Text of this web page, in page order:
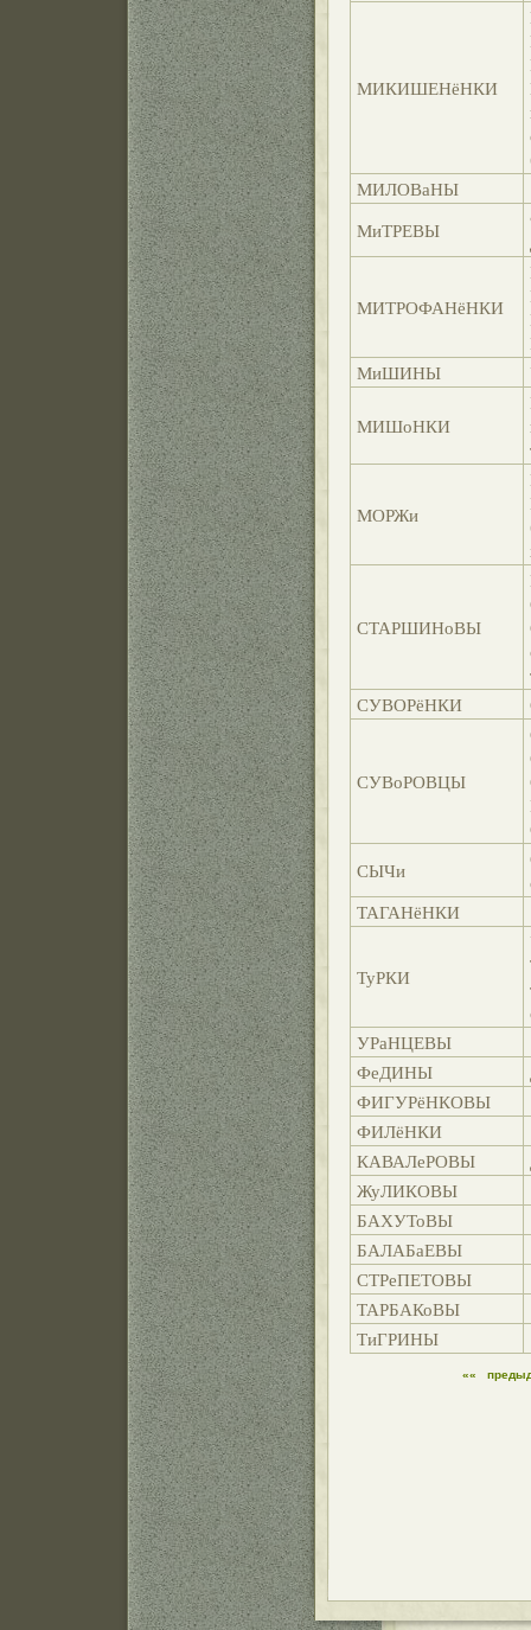
МИКИШЕНёНКИ
МИЛОВаНЫ
МиТРЕВЫ
МИТРОФАНёНКИ
МиШИНЫ
МИШоНКИ
МОРЖи
СТАРШИНоВЫ
СУВОРёНКИ
СУВоРОВЦЫ
СЫЧи
ТАГАНёНКИ
ТуРКИ
УРаНЦЕВЫ
ФеДИНЫ
ФИГУРёНКОВЫ
ФИЛёНКИ
КАВАЛеРОВЫ
ЖуЛИКОВЫ
БАХУТоВЫ
БАЛАБаЕВЫ
СТРеПЕТОВЫ
ТАРБАКоВЫ
ТиГРИНЫ
««